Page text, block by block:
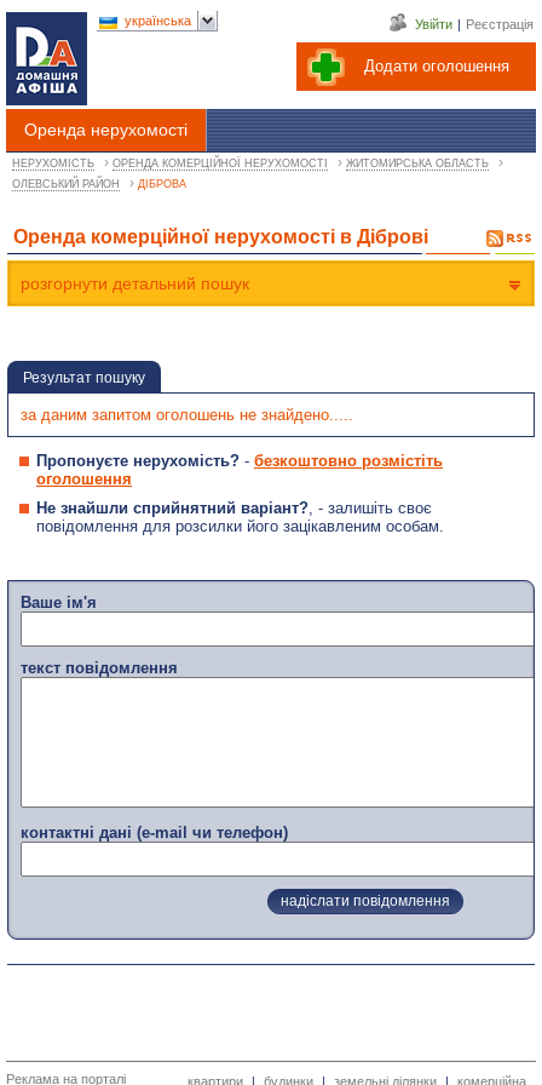
Додати оголошення
Увійти | Реєстрація
Оренда нерухомості
українська
НЕРУХОМІСТЬ › ОРЕНДА КОМЕРЦІЙНОЇ НЕРУХОМОСТІ › ЖИТОМИРСЬКА ОБЛАСТЬ ›
ОЛЕВСЬКИЙ РАЙОН › ДІБРОВА
Оренда комерційної нерухомості в Діброві
розгорнути детальний пошук
Результат пошуку
за даним запитом оголошень не знайдено.....
Пропонуєте нерухомість? - безкоштовно розмістіть
оголошення
Не знайшли сприйнятний варіант?, - залишіть своє
повідомлення для розсилки його зацікавленим особам.
Ваше ім'я
текст повідомлення
контактні дані (e-mail чи телефон)
Реклама на порталі квартири | будинки | земельні ділянки | комерційна